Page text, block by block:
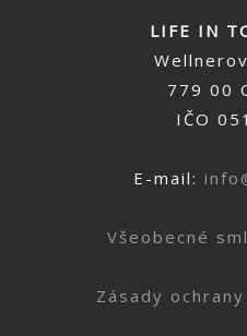
LIFE IN
779 00
IČO
E-mail:
Všeobecné
Zásady